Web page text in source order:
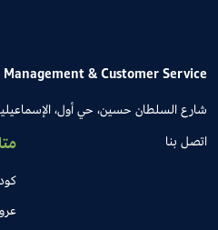
Management & Customer Service
شارع السلطان حسين، حي أول، الإسماعيلية
اتصل بنا